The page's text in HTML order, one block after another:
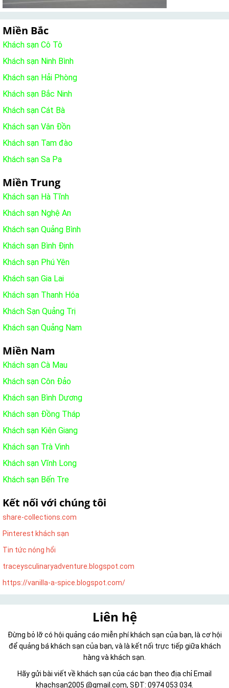
Miền Bắc
Khách sạn Cô Tô
Khách sạn Ninh Bình
Khách sạn Hải Phòng
Khách sạn Bắc Ninh
Khách sạn Cát Bà
Khách sạn Vân Đồn
Khách sạn Tam đào
Khách sạn Sa Pa
Miền Trung
Khách sạn Hà Tĩnh
Khách sạn Nghệ An
Khách sạn Quảng Bình
Khách sạn Bình Định
Khách sạn Phú Yên
Khách sạn Gia Lai
Khách sạn Thanh Hóa
Khách Sạn Quảng Trị
Khách sạn Quảng Nam
Miền Nam
Khách sạn Cà Mau
Khách sạn Côn Đảo
Khách sạn Bình Dương
Khách sạn Đồng Tháp
Khách sạn Kiên Giang
Khách sạn Trà Vinh
Khách sạn Vĩnh Long
Khách sạn Bến Tre
Kết nối với chúng tôi
share-collections.com
Pinterest khách sạn
Tin tức nóng hổi
traceysculinaryadventure.blogspot.com
https://vanilla-a-spice.blogspot.com/
Liên hệ
Đừng bỏ lỡ có hội quảng cáo miễn phí khách sạn của bạn, là cơ hội
để quảng bá khách sạn của bạn, và là kết nối trực tiếp giữa khách
hàng và khách sạn.
Hãy gửi bài viết về khách sạn của các bạn theo địa chỉ Email
khachsan2005 @gmail.com, SĐT: 0974 053 034.